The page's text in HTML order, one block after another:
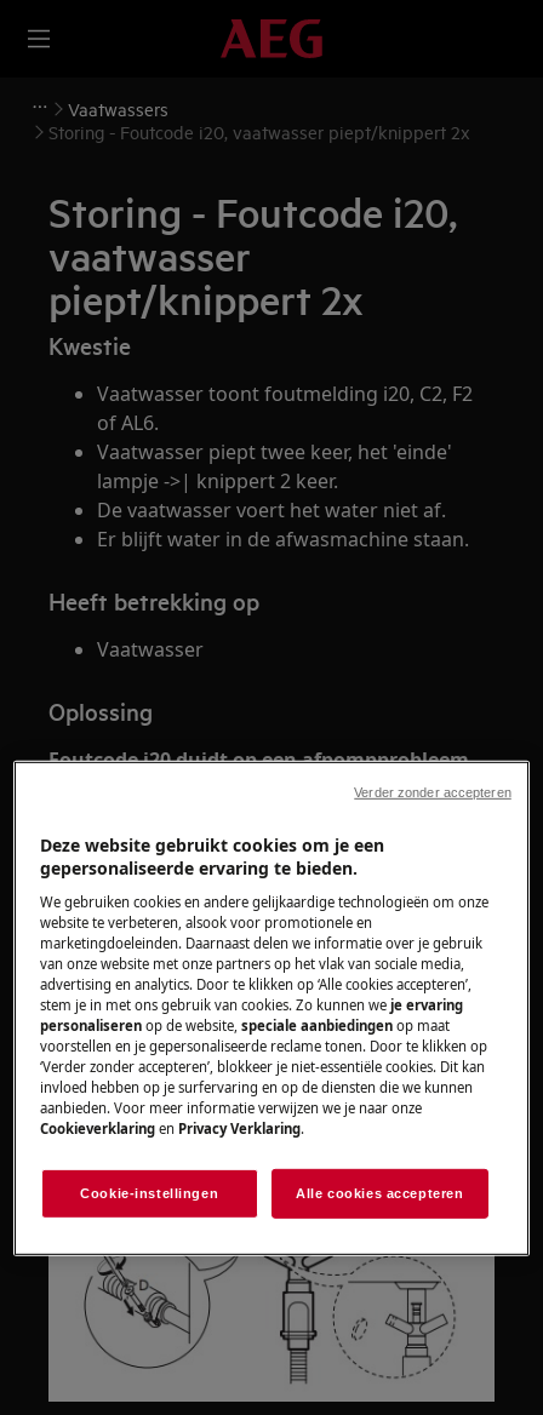
Vaatwassers
Storing - Foutcode i20, vaatwasser piept/knippert 2x
Storing - Foutcode i20,
vaatwasser
piept/knippert 2x
Kwestie
Vaatwasser toont foutmelding i20, C2, F2
of AL6.
Vaatwasser piept twee keer, het 'einde'
lampje ->| knippert 2 keer.
De vaatwasser voert het water niet af.
Er blijft water in de afwasmachine staan.
Heeft betrekking op
Vaatwasser
Oplossing
Foutcode i20 duidt op een afpompprobleem.
Bij toestellen zonder display wordt deze fout
aangegeven door twe pieptonen/knipperende
led die met regelmatige tussenpozen worden
herhaald.
1. Controleer of de sifon van de gootsteen niet
verstopt is.
2. Verwijder het schijfje of het dopje waar de
afvoerslang op de sifon is aangesloten. (zie
onderstaande afbeelding).
Deze website gebruikt cookies om je een
gepersonaliseerde ervaring te bieden.
We gebruiken cookies en andere gelijkaardige technologieën om onze
website te verbeteren, alsook voor promotionele en
marketingdoeleinden. Daarnaast delen we informatie over je gebruik
van onze website met onze partners op het vlak van sociale media,
advertising en analytics. Door te klikken op ‘Alle cookies accepteren’,
stem je in met ons gebruik van cookies. Zo kunnen weje ervaring
personaliseren op de website,speciale aanbiedingen op maat
voorstellen en je gepersonaliseerde reclame tonen. Door te klikken op
‘Verder zonder accepteren’, blokkeer je niet-essentiële cookies. Dit kan
invloed hebben op je surfervaring en op de diensten die we kunnen
aanbieden. Voor meer informatie verwijzen we je naar onze
Cookieverklaring en Privacy Verklaring.
Cookie-instellingen Alle cookies accepteren
Verder zonder accepteren